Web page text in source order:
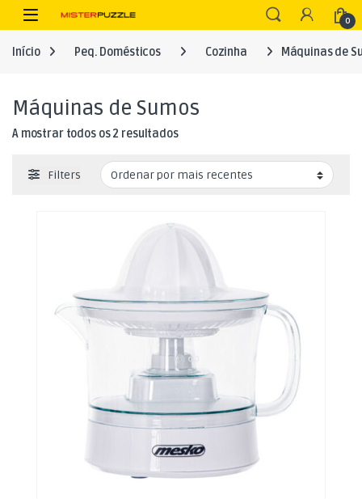
Skip to navigation
Skip to content
Open 0
Início Peq. Domésticos Cozinha Máquinas de
Máquinas de Sumos
A mostrar todos os 2 resultadosOrdenado por mais recentes
Filters